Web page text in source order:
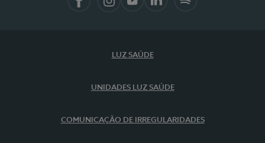
LUZ SAÚDE
UNIDADES LUZ SAÚDE
COMUNICAÇÃO DE IRREGULARIDADES